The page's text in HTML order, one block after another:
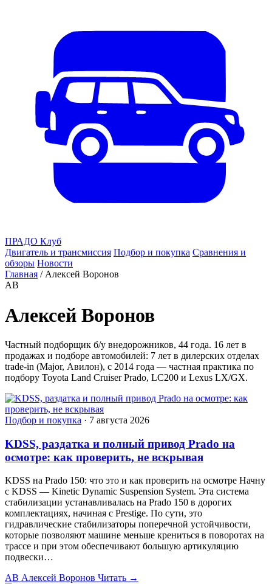
ПРАДО Клуб
Двигатель и трансмиссия Подбор и покупка Сравнения и
обзоры Новости
Главная / Алексей Воронов
АВ
Алексей Воронов
Частный подборщик б/у внедорожников, 44 года. 16 лет в
продажах и подборе автомобилей: 7 лет в дилерских отделах
trade-in (Major, Авилон), с 2014 года — частная практика по
подбору Toyota Land Cruiser Prado, LC200 и Lexus LX/GX.
Подбор и покупка · 7 августа 2026
KDSS, раздатка и полный привод Prado на
осмотре: как проверить, не вскрывая
KDSS на Prado 150: что это и как проверить на осмотре Начну
с KDSS — Kinetic Dynamic Suspension System. Эта система
стабилизации устанавливалась на Prado 150 в дорогих
комплектациях, начиная с Prestige. По сути, это
гидравлические стабилизаторы поперечной устойчивости,
которые позволяют машине меньше крениться в поворотах на
трассе и при этом обеспечивают большую артикуляцию
подвески…
АВ Алексей Воронов Читать →